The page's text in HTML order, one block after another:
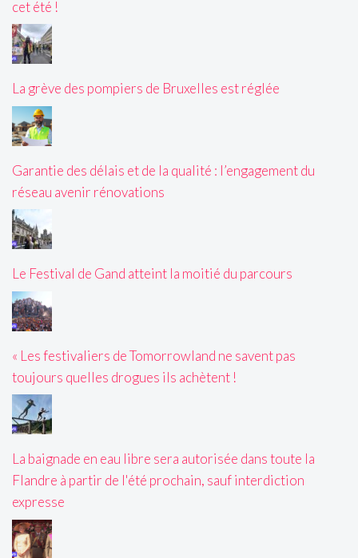
cet été !
La grève des pompiers de Bruxelles est réglée
Garantie des délais et de la qualité : l’engagement du
réseau avenir rénovations
Le Festival de Gand atteint la moitié du parcours
« Les festivaliers de Tomorrowland ne savent pas
toujours quelles drogues ils achètent !
La baignade en eau libre sera autorisée dans toute la
Flandre à partir de l'été prochain, sauf interdiction
expresse